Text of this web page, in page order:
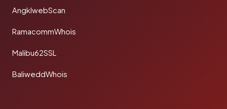
AngklwebScan
RamacommWhois
Malibu62SSL
BaliweddWhois